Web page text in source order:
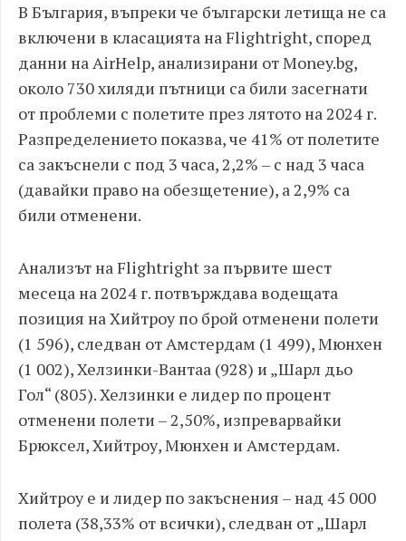
В България, въпреки че български летища не са
включени в класацията на Flightright, според
данни на AirHelp, анализирани от Money.bg,
около 730 хиляди пътници са били засегнати
от проблеми с полетите през лятото на 2024 г.
Разпределението показва, че 41% от полетите
са закъснели с под 3 часа, 2,2% – с над 3 часа
(давайки право на обезщетение), а 2,9% са
били отменени.
Анализът на Flightright за първите шест
месеца на 2024 г. потвърждава водещата
позиция на Хийтроу по брой отменени полети
(1 596), следван от Амстердам (1 499), Мюнхен
(1 002), Хелзинки-Вантаа (928) и „Шарл дьо
Гол“ (805). Хелзинки е лидер по процент
отменени полети – 2,50%, изпреварвайки
Брюксел, Хийтроу, Мюнхен и Амстердам.
Хийтроу е и лидер по закъснения – над 45 000
полета (38,33% от всички), следван от „Шарл